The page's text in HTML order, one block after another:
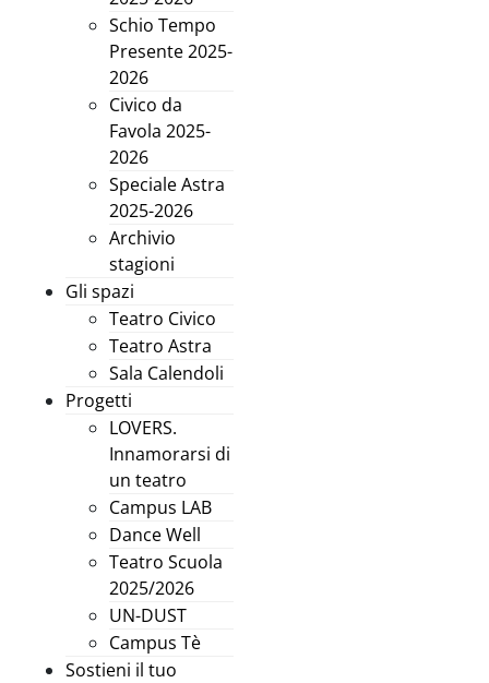
Schio Tempo
Presente 2025-
2026
Civico da
Favola 2025-
2026
Speciale Astra
2025-2026
Archivio
stagioni
Gli spazi
Teatro Civico
Teatro Astra
Sala Calendoli
Progetti
LOVERS.
Innamorarsi di
un teatro
Campus LAB
Dance Well
Teatro Scuola
2025/2026
UN-DUST
Campus Tè
Sostieni il tuo